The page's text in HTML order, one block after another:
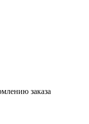
заказа